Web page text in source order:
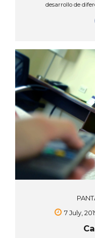
desarrollo de
de los empresarios
tecnológica en
recepción, salas de
conferencias y demás
compartir y
7 July,